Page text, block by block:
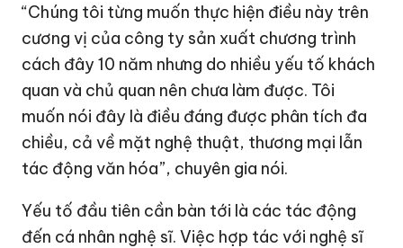
“Chúng tôi từng muốn thực hiện điều này trên
cương vị của công ty sản xuất chương trình
cách đây 10 năm nhưng do nhiều yếu tố khách
quan và chủ quan nên chưa làm được. Tôi
muốn nói đây là điều đáng được phân tích đa
chiều, cả về mặt nghệ thuật, thương mại lẫn
tác động văn hóa”, chuyên gia nói.
Yếu tố đầu tiên cần bàn tới là các tác động
đến cá nhân nghệ sĩ. Việc hợp tác với nghệ sĩ